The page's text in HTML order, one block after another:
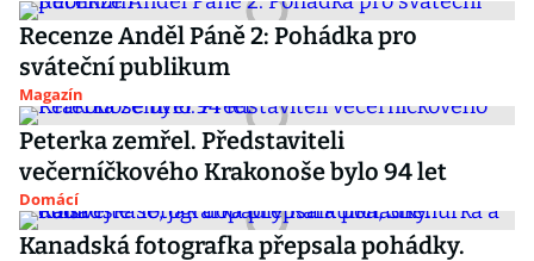
Recenze Anděl Páně 2: Pohádka pro
sváteční publikum
Magazín
Peterka zemřel. Představiteli
večerníčkového Krakonoše bylo 94 let
Domácí
Kanadská fotografka přepsala pohádky.